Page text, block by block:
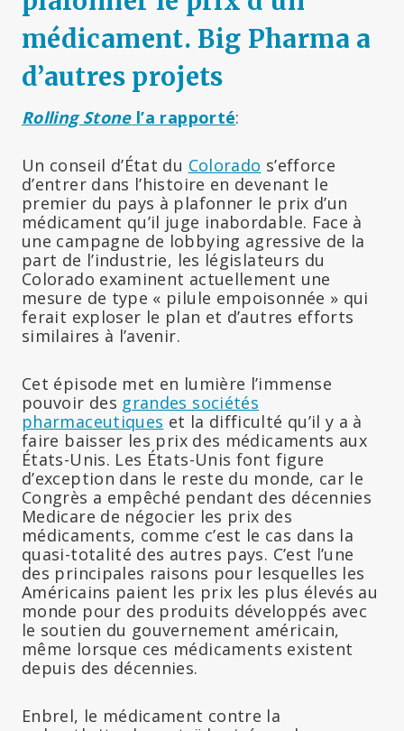
médicament. Big Pharma a
d’autres projets
Rolling Stonel’a rapporté:
Un conseil d’État du Colorado s’efforce
d’entrer dans l’histoire en devenant le
premier du pays à plafonner le prix d’un
médicament qu’il juge inabordable. Face à
une campagne de lobbying agressive de la
part de l’industrie, les législateurs du
Colorado examinent actuellement une
mesure de type « pilule empoisonnée » qui
ferait exploser le plan et d’autres efforts
similaires à l’avenir.
Cet épisode met en lumière l’immense
pouvoir des grandes sociétés
pharmaceutiques et la difficulté qu’il y a à
faire baisser les prix des médicaments aux
États-Unis. Les États-Unis font figure
d’exception dans le reste du monde, car le
Congrès a empêché pendant des décennies
Medicare de négocier les prix des
médicaments, comme c’est le cas dans la
quasi-totalité des autres pays. C’est l’une
des principales raisons pour lesquelles les
Américains paient les prix les plus élevés au
monde pour des produits développés avec
le soutien du gouvernement américain,
même lorsque ces médicaments existent
depuis des décennies.
Enbrel, le médicament contre la